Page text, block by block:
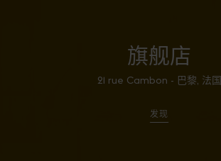
旗舰店
21 rue Cambon - 巴黎, 法国
发现